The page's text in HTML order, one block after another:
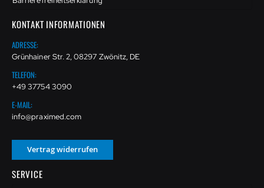
KONTAKT INFORMATIONEN
ADRESSE:
Grünhainer Str. 2, 08297 Zwönitz, DE
TELEFON:
+49 37754 3090
E-MAIL:
info@praximed.com
Vertrag widerrufen
SERVICE